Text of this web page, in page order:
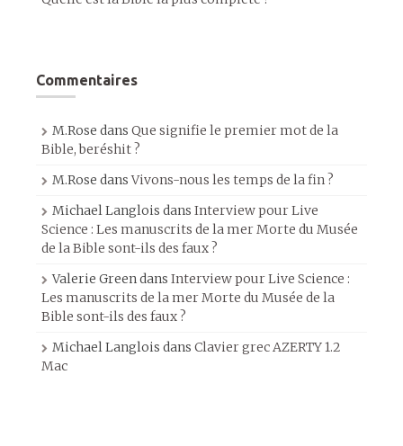
Commentaires
M.Rose dans Que signifie le premier mot de la
Bible, beréshit ?
M.Rose dansVivons-nous les temps de la fin ?
Michael Langlois dans Interview pour Live
Science : Les manuscrits de la mer Morte du Musée
de la Bible sont-ils des faux ?
Valerie Greendans Interview pour Live Science :
Les manuscrits de la mer Morte du Musée de la
Bible sont-ils des faux ?
Michael Langlois dans Clavier grec AZERTY 1.2
Mac